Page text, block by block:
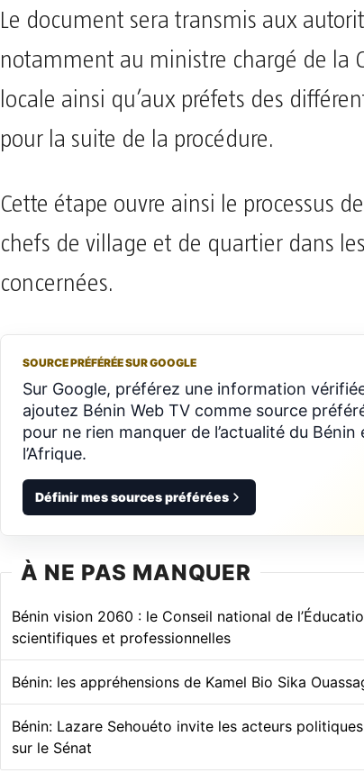
Le document sera transmis aux
notamment au ministre chargé de la
locale ainsi qu’aux préfets des
pour la suite de la procédure.
Cette étape ouvre ainsi le processus
chefs de village et de quartier dans
concernées.
SOURCE PRÉFÉRÉE SUR GOOGLE
Sur Google, préférez une information
ajoutez Bénin Web TV comme source
pour ne rien manquer de l’actualité du Bénin
l’Afrique.
Définir mes sources préférées
À NE PAS MANQUER
Bénin vision 2060 : le Conseil national de
scientifiques et professionnelles
Bénin: les appréhensions de Kamel Bio Sika
Bénin: Lazare Sehouéto invite les acteurs
sur le Sénat